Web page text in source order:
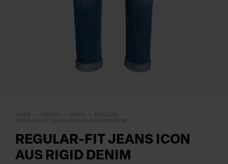
REGULAR-FIT JEANS ICON
AUS RIGID DENIM